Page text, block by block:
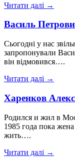
Читати далі →
Василь
Сьогодні у нас
запропонували
він відмовився….
Читати далі →
Харенков
Родился и жил в
1985 года пока
жить….
Читати далі →